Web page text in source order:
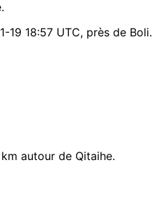
19 18:57 UTC, près de Boli.
autour de Qitaihe.